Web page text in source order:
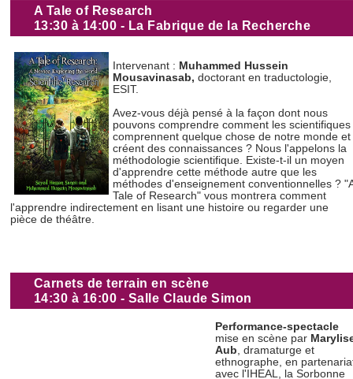
A Tale of Research
13:30 à 14:00 - La Fabrique de la Recherche
Intervenant : Muhammed Hussein
Mousavinasab, doctorant en traductologie,
ESIT.
Avez-vous déjà pensé à la façon dont nous
pouvons comprendre comment les scientifiques
comprennent quelque chose de notre monde et
créent des connaissances ? Nous l'appelons la
méthodologie scientifique. Existe-t-il un moyen
d'apprendre cette méthode autre que les
méthodes d'enseignement conventionnelles ?
Tale of Research" vous montrera comment
l'apprendre indirectement en lisant une histoire ou regarder une
pièce de théâtre.
Carnets de terrain en scène
14:30 à 16:00 - Salle Claude Simon
Performance-spectacle
mise en scène par
Aub, dramaturge et
ethnographe, en
avec l'IHEAL, la Sorbonne